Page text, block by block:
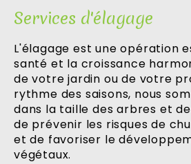
Services d'élagage
L'élagage est une opération
santé et la croissance
de votre jardin ou de votre
rythme des saisons, nous
dans la taille des arbres et
de prévenir les risques de
et de favoriser le
végétaux.